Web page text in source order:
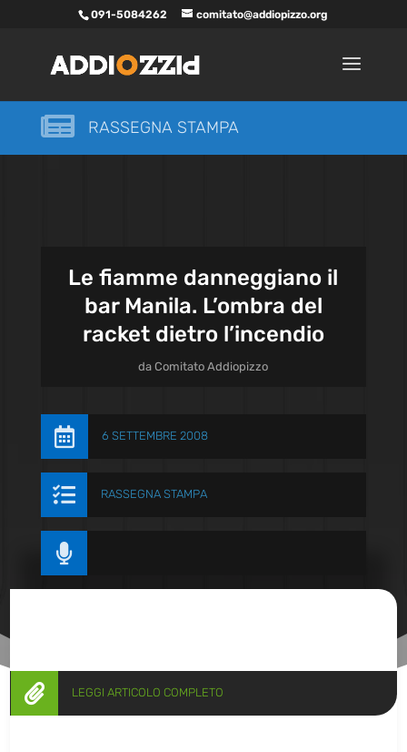
091-5084262 comitato@addiopizzo.org
 RASSEGNA STAMPA
Le fiamme danneggiano il
bar Manila. L’ombra del
racket dietro l’incendio
daComitato Addiopizzo
 6 SETTEMBRE 2008
 RASSEGNA STAMPA

 LEGGI ARTICOLO COMPLETO